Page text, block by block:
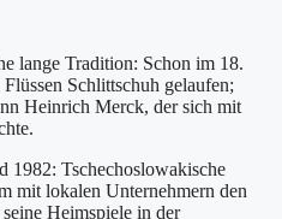
lange Tradition: Schon im 18.
Schlittschuh gelaufen;
Heinrich Merck, der sich mit
1982: Tschechoslowakische
mit lokalen Unternehmern den
Heimspiele in der